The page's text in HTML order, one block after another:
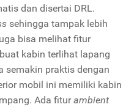
dan disertai DRL.
sehingga tampak lebih
bisa melihat fitur
kabin terlihat lapang
semakin praktis dengan
mobil ini memiliki kabin
Ada fiturambient